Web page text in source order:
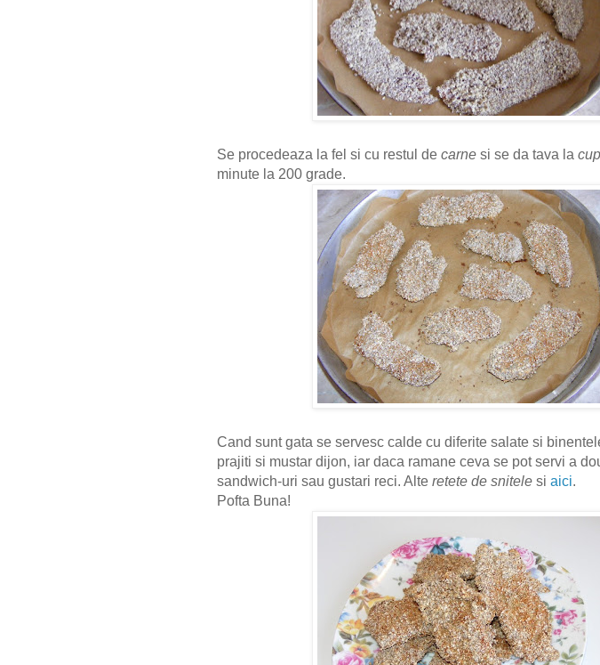
Se procedeaza la fel si cu restul de carne si se da tava la
minute la 200 grade.
Cand sunt gata se servesc calde cu diferite salate si
prajiti si mustar dijon, iar daca ramane ceva se pot servi a
sandwich-uri sau gustari reci. Alte retete de snitele si aici.
Pofta Buna!